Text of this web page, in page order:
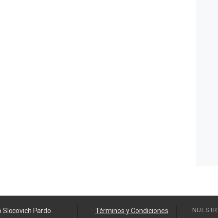
Slocovich Pardo Términos y Condiciones